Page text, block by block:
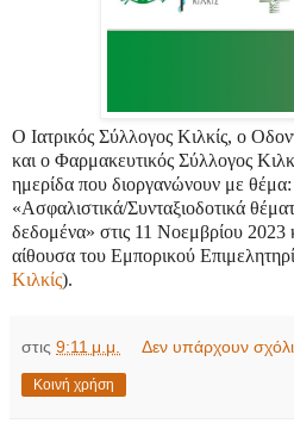
Ο Ιατρικός Σύλλογος Κιλκίς, ο
και ο Φαρμακευτικός Σύλλογος
ημερίδα που διοργανώνουν με θέμα:
«Ασφαλιστικά/Συνταξιοδοτικά
δεδομένα» στις 11 Νοεμβρίου
αίθουσα του Εμπορικού
Κιλκίς).
στις 9:11 μ.μ. Δεν υπάρχουν
Κοινή χρήση